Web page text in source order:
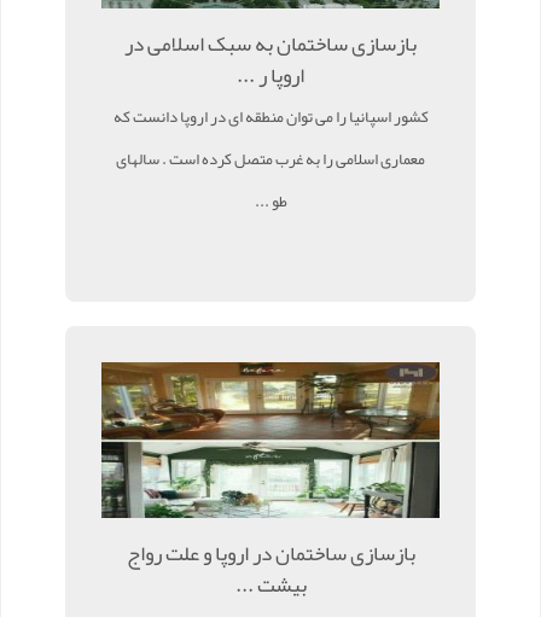
بازسازی ساختمان به سبک اسلامی در
اروپا ر ...
کشور اسپانیا را می توان منطقه ای در اروپا دانست که
معماری اسلامی را به غرب متصل کرده است . سالهای
طو ...
بازسازی ساختمان در اروپا و علت رواج
بیشت ...